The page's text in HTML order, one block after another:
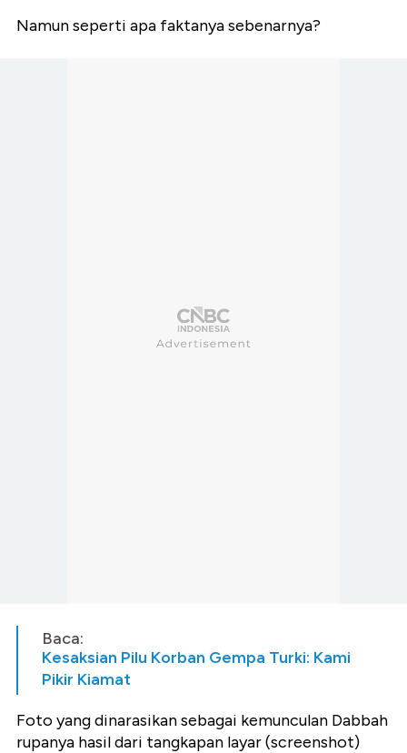
Namun seperti apa faktanya sebenarnya?
Baca:
Kesaksian Pilu Korban Gempa Turki: Kami
Pikir Kiamat
Foto yang dinarasikan sebagai kemunculan Dabbah
rupanya hasil dari tangkapan layar (screenshot)